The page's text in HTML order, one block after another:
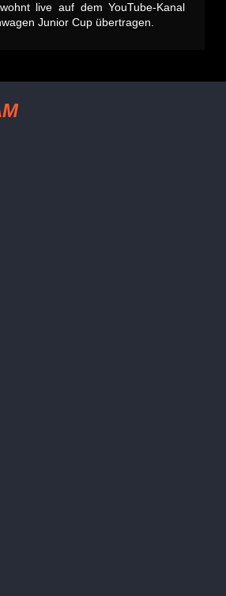
live auf dem YouTube-Kanal
Junior Cup übertragen.